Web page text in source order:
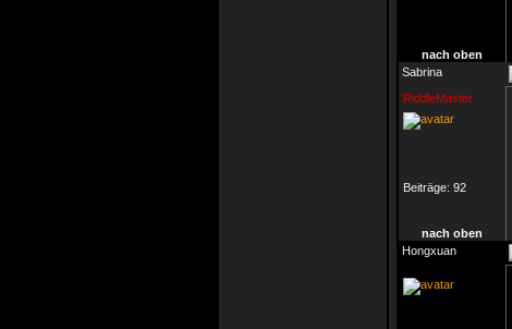
nach oben
Sabrina
RiddleMaster
Beiträge: 92
nach oben
Hongxuan